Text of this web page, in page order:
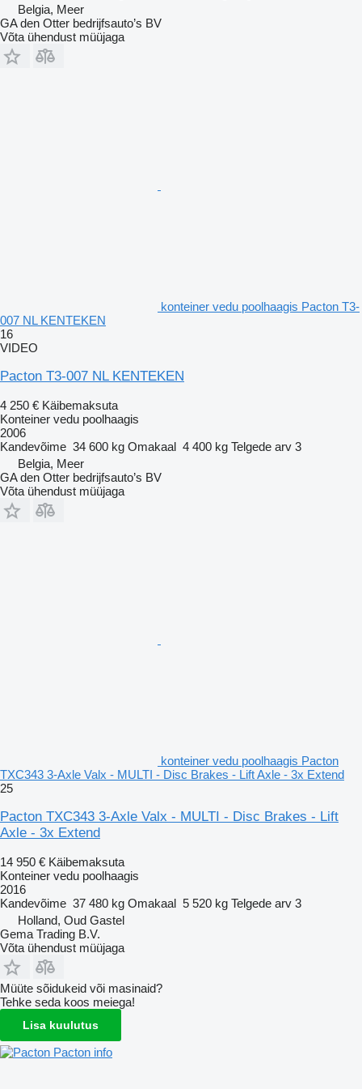
Belgia, Meer
GA den Otter bedrijfsauto’s BV
Võta ühendust müüjaga
konteiner vedu poolhaagis Pacton T3-
007 NL KENTEKEN
16
VIDEO
Pacton T3-007 NL KENTEKEN
4 250 € Käibemaksuta
Konteiner vedu poolhaagis
2006
Kandevõime 34 600 kg Omakaal 4 400 kg Telgede arv 3
Belgia, Meer
GA den Otter bedrijfsauto’s BV
Võta ühendust müüjaga
konteiner vedu poolhaagis Pacton
TXC343 3-Axle Valx - MULTI - Disc Brakes - Lift Axle - 3x Extend
25
Pacton TXC343 3-Axle Valx - MULTI - Disc Brakes - Lift
Axle - 3x Extend
14 950 € Käibemaksuta
Konteiner vedu poolhaagis
2016
Kandevõime 37 480 kg Omakaal 5 520 kg Telgede arv 3
Holland, Oud Gastel
Gema Trading B.V.
Võta ühendust müüjaga
Müüte sõidukeid või masinaid?
Tehke seda koos meiega!
Lisa kuulutus
Pacton info